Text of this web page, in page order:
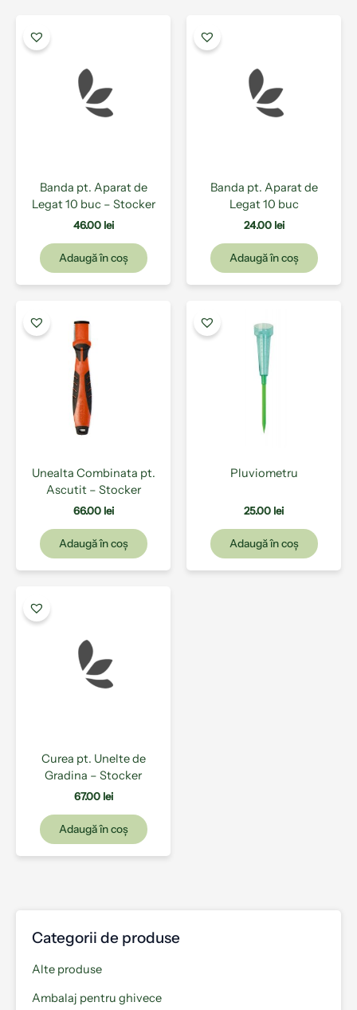
Categorii de produse
Alte produse
Ambalaj pentru ghivece
Banda pt. Aparat de
Legat 10 buc – Stocker
46.00 lei
Adaugă în coș
Banda pt. Aparat de
Legat 10 buc
24.00 lei
Adaugă în coș
Unealta Combinata pt.
Ascutit – Stocker
66.00 lei
Adaugă în coș
Pluviometru
25.00 lei
Adaugă în coș
Curea pt. Unelte de
Gradina – Stocker
67.00 lei
Adaugă în coș